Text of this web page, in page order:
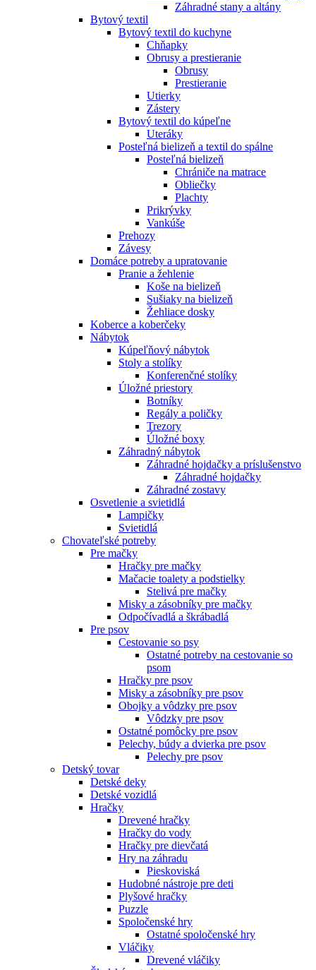
Záhradné stany a altány
Bytový textil
Bytový textil do kuchyne
Chňapky
Obrusy a prestieranie
Obrusy
Prestieranie
Utierky
Zástery
Bytový textil do kúpeľne
Uteráky
Posteľná bielizeň a textil do spálne
Posteľná bielizeň
Chrániče na matrace
Obliečky
Plachty
Prikrývky
Vankúše
Prehozy
Závesy
Domáce potreby a upratovanie
Pranie a žehlenie
Koše na bielizeň
Sušiaky na bielizeň
Žehliace dosky
Koberce a koberčeky
Nábytok
Kúpeľňový nábytok
Stoly a stolíky
Konferenčné stolíky
Úložné priestory
Botníky
Regály a poličky
Trezory
Úložné boxy
Záhradný nábytok
Záhradné hojdačky a príslušenstvo
Záhradné hojdačky
Záhradné zostavy
Osvetlenie a svietidlá
Lampičky
Svietidlá
Chovateľské potreby
Pre mačky
Hračky pre mačky
Mačacie toalety a podstielky
Stelivá pre mačky
Misky a zásobníky pre mačky
Odpočívadlá a škrábadlá
Pre psov
Cestovanie so psy
Ostatné potreby na cestovanie so
psom
Hračky pre psov
Misky a zásobníky pre psov
Obojky a vôdzky pre psov
Vôdzky pre psov
Ostatné pomôcky pre psov
Pelechy, búdy a dvierka pre psov
Pelechy pre psov
Detský tovar
Detské deky
Detské vozidlá
Hračky
Drevené hračky
Hračky do vody
Hračky pre dievčatá
Hry na záhradu
Pieskoviská
Hudobné nástroje pre deti
Plyšové hračky
Puzzle
Spoločenské hry
Ostatné spoločenské hry
Vláčiky
Drevené vláčiky